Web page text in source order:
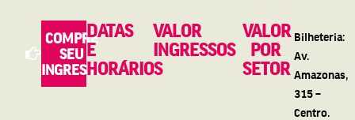
COMPRE
SEU
INGRESSO
DATAS
E
HORÁRIOS
VALOR
INGRESSOS
VALOR
POR
SETOR
Bilheteria:
Av.
Amazonas,
315 –
Centro.